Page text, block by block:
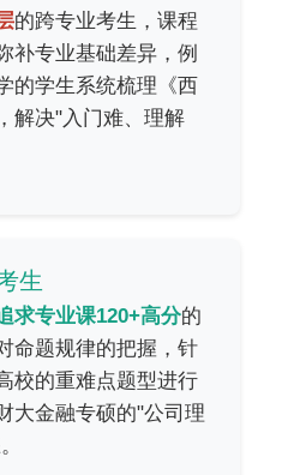
的跨专业考生，课程
补专业基础差异，例
的学生系统梳理《西
解决"入门难、理解
生
求专业课120+高分的
命题规律的把握，针
校的重难点题型进行
大金融专硕的"公司理